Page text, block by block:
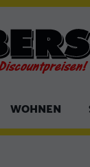
WOHNEN